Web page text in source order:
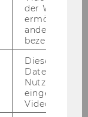
der WU-
ermöglichen
andere nicht
bezeichnete
Dieses
Daten von
Videos